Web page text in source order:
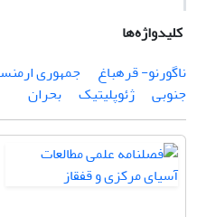
کلیدواژه‌ها
ناگورنو- قره‏باغ
جمهوری
جنوبی
ژئوپلیتیک بحران